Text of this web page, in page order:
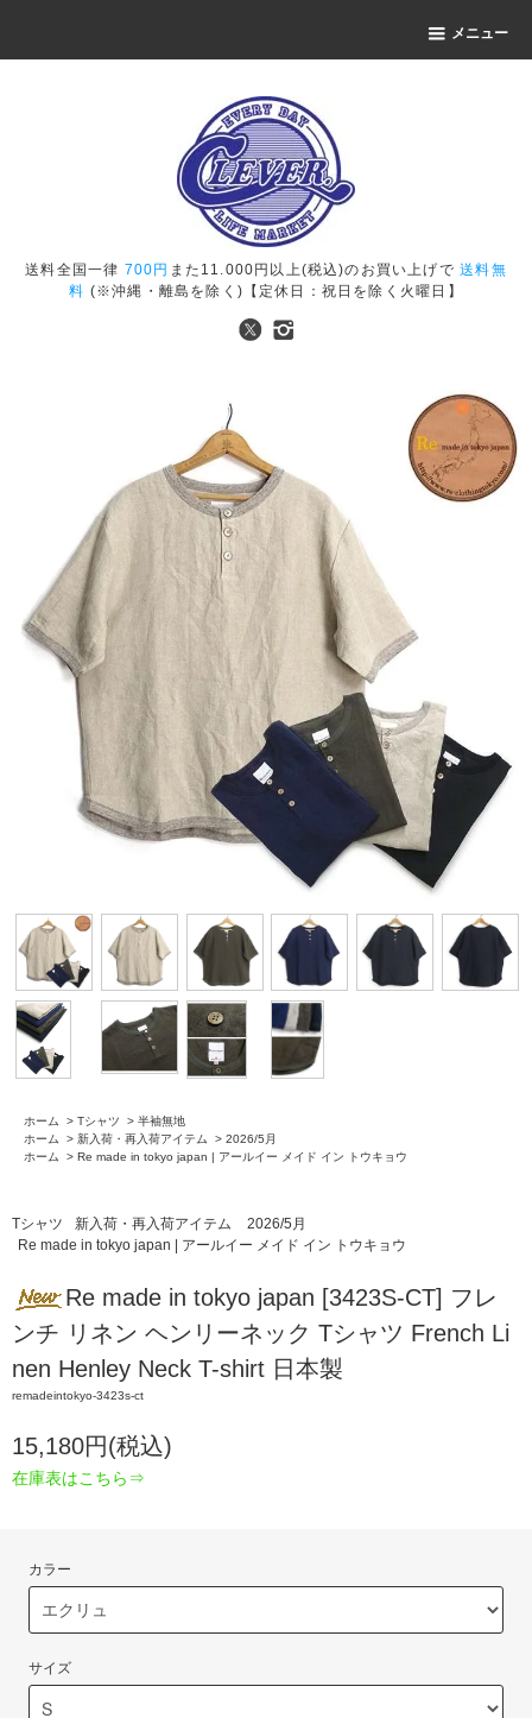
メニュー
送料全国一律 700円 また11.000円以上(税込)のお買い上げで送料無
料 (※沖縄・離島を除く)【定休日：祝日を除く火曜日】
ホーム > Tシャツ > 半袖無地
ホーム
> 新入荷・再入荷アイテム > 2026/5月
ホーム
> Re made in tokyo japan | アールイー メイド イン トウキョウ
Tシャツ 新入荷・再入荷アイテム
2026/5月
Re made in tokyo japan | アールイー メイド イン トウキョウ
Re made in tokyo japan [3423S-CT] フレ
ンチ リネン ヘンリーネック Tシャツ French Li
nen Henley Neck T-shirt 日本製
remadeintokyo-3423s-ct
15,180円(税込)
在庫表はこちら⇒
カラー
サイズ